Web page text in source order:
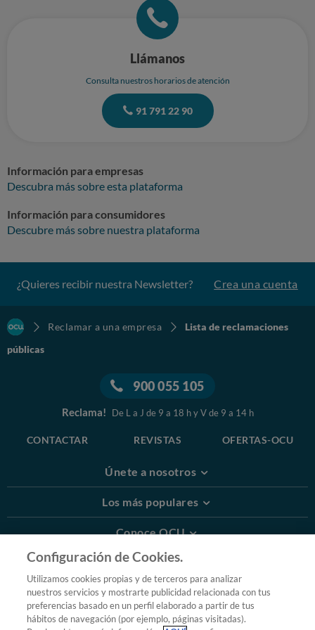
Llámanos
Consulta nuestros horarios de atención
91 791 22 90
Información para empresas
Descubra más sobre esta plataforma
Información para consumidores
Descubre más sobre nuestra plataforma
¿Quieres recibir nuestra Newsletter? Crea una cuenta
Reclamar a una empresa
Lista de reclamaciones
públicas
900 055 105
Reclama! De L a J de 9 a 18 h y V de 9 a 14 h
CONTACTAR REVISTAS OFERTAS-OCU
Únete a nosotros
Los más populares
Conoce OCU
Más Información
© 2026 OCU
Condiciones generales de contratación de OCU
Configuración de Cookies.
Utilizamos cookies propias y de terceros para analizar
nuestros servicios y mostrarte publicidad relacionada con tus
preferencias basado en un perfil elaborado a partir de tus
hábitos de navegación (por ejemplo, páginas visitadas).